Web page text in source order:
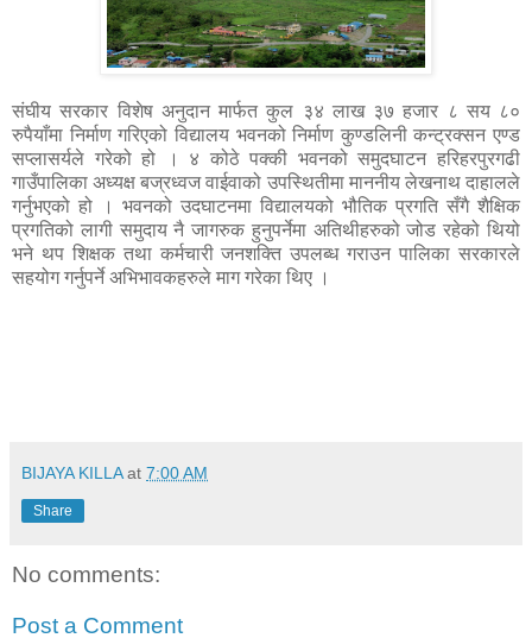
संघीय सरकार विशेष अनुदान मार्फत कुल ३४ लाख ३७ हजार ८ सय ८०
रुपैयाँमा निर्माण गरिएको विद्यालय भवनको निर्माण कुण्डलिनी कन्ट्रक्सन एण्ड
सप्लासर्यले गरेको हो । ४ कोठे पक्की भवनको समुदघाटन हरिहरपुरगढी
गाउँपालिका अध्यक्ष बज्रध्वज वाईवाको उपस्थितीमा माननीय लेखनाथ दाहालले
गर्नुभएको हो । भवनको उदघाटनमा विद्यालयको भौतिक प्रगति सँगै शैक्षिक
प्रगतिको लागी समुदाय नै जागरुक हुनुपर्नेमा अतिथीहरुको जोड रहेको थियो
भने थप शिक्षक तथा कर्मचारी जनशक्ति उपलब्ध गराउन पालिका सरकारले
सहयोग गर्नुपर्ने अभिभावकहरुले माग गरेका थिए ।
BIJAYA KILLAat 7:00 AM
Share
No comments:
Post a Comment